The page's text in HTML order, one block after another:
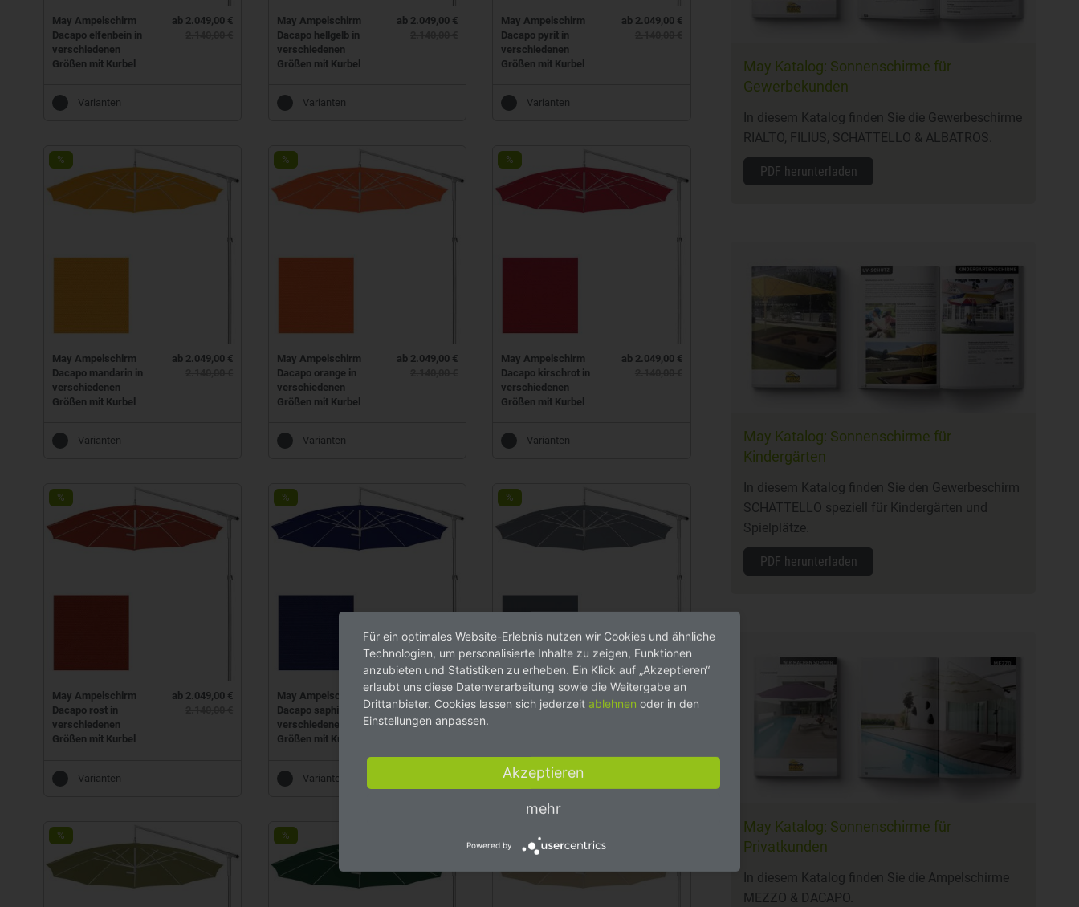
May Ampelschirm
Dacapo elfenbein in
verschiedenen
Größen mit Kurbel
ab 2.049,00 €
Varianten
May Ampelschirm
Dacapo hellgelb in
verschiedenen
Größen mit Kurbel
ab 2.049,00 €
Varianten
May Ampelschirm
Dacapo pyrit in
verschiedenen
Größen mit Kurbel
ab 2.049,00 €
Varianten
%
May Ampelschirm
Dacapo mandarin in
verschiedenen
Größen mit Kurbel
ab 2.049,00 €
Varianten
%
May Ampelschirm
Dacapo orange in
verschiedenen
Größen mit Kurbel
ab 2.049,00 €
Varianten
%
May Ampelschirm
Dacapo kirschrot in
verschiedenen
Größen mit Kurbel
ab 2.049,00 €
Varianten
%
May Ampelschirm
Dacapo rost in
verschiedenen
Größen mit Kurbel
ab 2.049,00 €
Varianten
%
May Ampelschirm
Dacapo saphirblau in
verschiedenen
Größen mit Kurbel
2.140,00 €
Varianten
%
May Ampelschirm
Dacapo patinablau in
ab 2.049,00 €
2.140,00 €
Varianten
% %
May Katalog: Sonnenschirme für
Gewerbekunden
In diesem Katalog finden Sie die Gewerbeschirme
RIALTO, FILIUS, SCHATTELLO & ALBATROS.
PDF herunterladen
May Katalog: Sonnenschirme für
Kindergärten
In diesem Katalog finden Sie den Gewerbeschirm
SCHATTELLO speziell für Kindergärten und
Spielplätze.
PDF herunterladen
May Katalog: Sonnenschirme für
Privatkunden
In diesem Katalog finden Sie die Ampelschirme
MEZZO & DACAPO.
Für ein optimales Website-Erlebnis nutzen wir Cookies und ähnliche
Technologien, um personalisierte Inhalte zu zeigen, Funktionen
anzubieten und Statistiken zu erheben. Ein Klick auf „Akzeptieren“
erlaubt uns diese Datenverarbeitung sowie die Weitergabe an
Drittanbieter. Cookies lassen sich jederzeit ablehnen oder in den
Einstellungen anpassen.
Akzeptieren
mehr
Powered by